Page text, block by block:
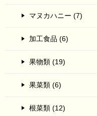
マヌカハニー (7)
加工食品 (6)
果物類 (19)
果菜類 (6)
根菜類 (12)